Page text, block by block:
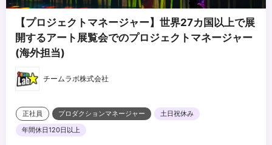
【プロジェクトマネージャー】世界27カ国以上で展
開するアート展覧会でのプロジェクトマネージャー
(海外担当)
チームラボ株式会社
正社員 プロダクションマネージャー
土日祝休み
年間休日120日以上